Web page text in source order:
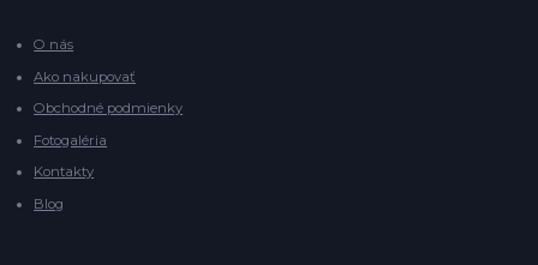
O nás
Ako nakupovať
Obchodné podmienky
Fotogaléria
Kontakty
Blog